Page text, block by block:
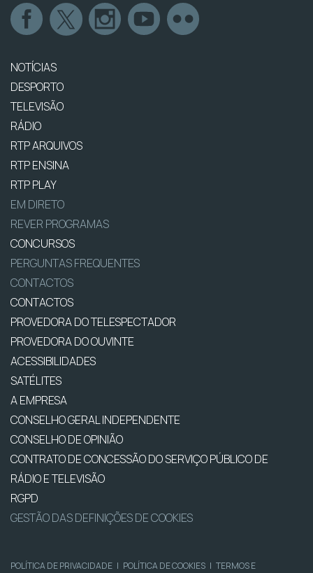
NOTÍCIAS
DESPORTO
TELEVISÃO
RÁDIO
RTP ARQUIVOS
RTP ENSINA
RTP PLAY
EM DIRETO
REVER PROGRAMAS
CONCURSOS
PERGUNTAS FREQUENTES
CONTACTOS
CONTACTOS
PROVEDORA DO TELESPECTADOR
PROVEDORA DO OUVINTE
ACESSIBILIDADES
SATÉLITES
A EMPRESA
CONSELHO GERAL INDEPENDENTE
CONSELHO DE OPINIÃO
CONTRATO DE CONCESSÃO DO SERVIÇO PÚBLICO DE
RÁDIO E TELEVISÃO
RGPD
GESTÃO DAS DEFINIÇÕES DE COOKIES
POLÍTICA DE PRIVACIDADE | POLÍTICA DE COOKIES | TERMOS E